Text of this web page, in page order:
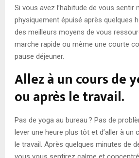
Si vous avez l’habitude de vous sentir
physiquement épuisé après quelques
des meilleurs moyens de vous
marche rapide ou même une courte
pause déjeuner.
Allez à un cours de
ou après le travail.
Pas de yoga au bureau ? Pas de
lever une heure plus tôt et d’aller à un
le travail. Après quelques minutes de